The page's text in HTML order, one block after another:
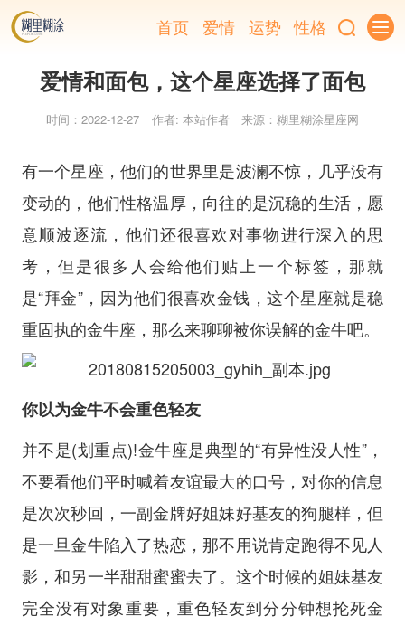
首页 爱情 运势 性格
爱情和面包，这个星座选择了面包
时间：2022-12-27 作者: 本站作者 来源：糊里糊涂星座网
有一个星座，他们的世界里是波澜不惊，几乎没有
变动的，他们性格温厚，向往的是沉稳的生活，愿
意顺波逐流，他们还很喜欢对事物进行深入的思
考，但是很多人会给他们贴上一个标签，那就
是“拜金”，因为他们很喜欢金钱，这个星座就是稳
重固执的金牛座，那么来聊聊被你误解的金牛吧。
你以为金牛不会重色轻友
并不是(划重点)!金牛座是典型的“有异性没人性”，
不要看他们平时喊着友谊最大的口号，对你的信息
是次次秒回，一副金牌好姐妹好基友的狗腿样，但
是一旦金牛陷入了热恋，那不用说肯定跑得不见人
影，和另一半甜甜蜜蜜去了。这个时候的姐妹基友
完全没有对象重要，重色轻友到分分钟想抡死金